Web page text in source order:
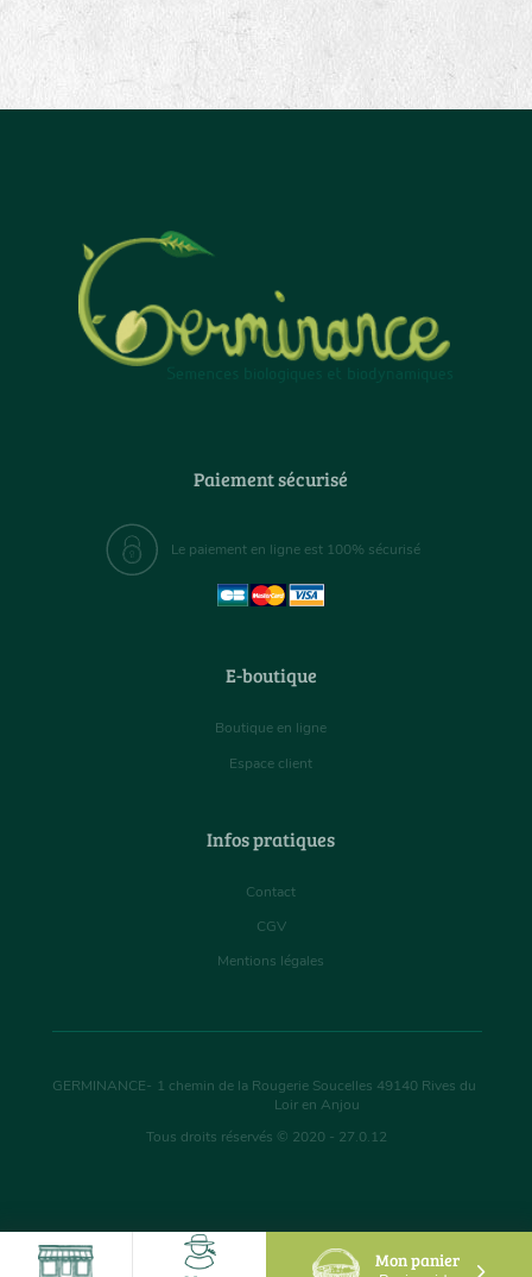
Mon panier
Paiement sécurisé
Le paiement en ligne est 100% sécurisé
E-boutique
Boutique en ligne
Espace client
Infos pratiques
Contact
CGV
Mentions légales
GERMINANCE- 1 chemin de la Rougerie Soucelles 49140 Rives du
Loir en Anjou
Tous droits réservés © 2020 - 27.0.12